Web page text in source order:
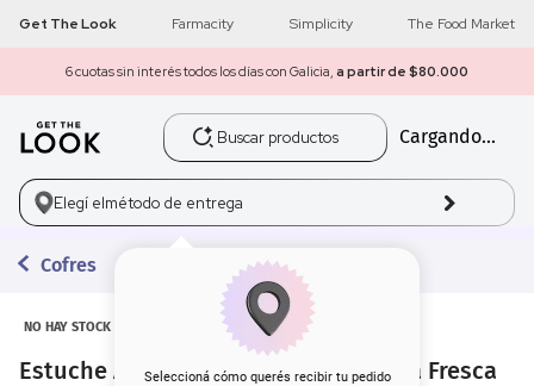
Get The Look Farmacity Simplicity The Food Market
6 cuotas sin interés todos los días con Galicia, a partir de $80.000
Buscar productos
Cargando...
Elegí elmétodo de entrega
Seleccioná cómo querés recibir tu pedido
Cofres
NO HAY STOCK
Estuche Adolfo Domínguez EDT Agua Fresca
1 get the look
2 máscara pestañas
3.
5. corrector